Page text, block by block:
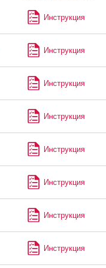
Инструкция
Инструкция
Инструкция
Инструкция
Инструкция
Инструкция
Инструкция
Инструкция